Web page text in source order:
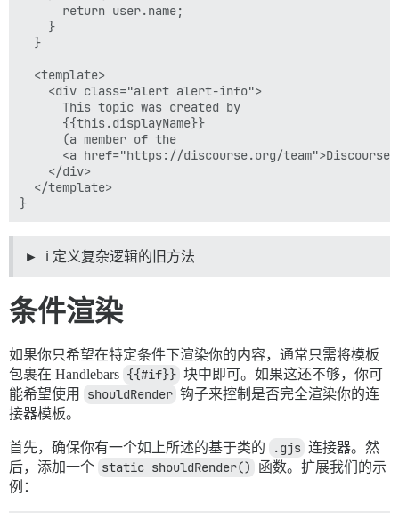
      return user.name;
    }
  }
  <template>
    <div class="alert alert-info">
      This topic was created by
      {{this.displayName}}
      (a member of the
<a href="https://discourse.org/team">Discourse
    </div>
  </template>
ℹ️ 定义复杂逻辑的旧方法
条件渲染
如果你只希望在特定条件下渲染你的内容，通常只需将模板
包裹在 Handlebars {{#if}} 块中即可。如果这还不够，你可
能希望使用
shouldRender 钩子来控制是否完全渲染你的连
接器模板。
首先，确保你有一个如上所述的基于类的 .gjs 连接器。然
后，添加一个 static shouldRender()
函数。扩展我们的示
例：